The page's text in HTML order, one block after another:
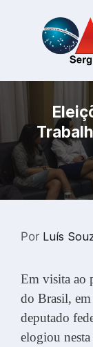
Por Luís
Em visita ao
do Brasil,
deputado
elogiou